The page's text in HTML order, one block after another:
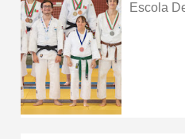
Escola